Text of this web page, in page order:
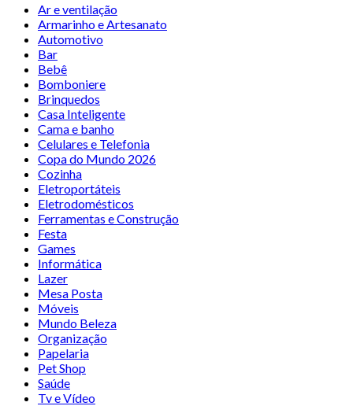
Ar e ventilação
Armarinho e Artesanato
Automotivo
Bar
Bebê
Bomboniere
Brinquedos
Casa Inteligente
Cama e banho
Celulares e Telefonia
Copa do Mundo 2026
Cozinha
Eletroportáteis
Eletrodomésticos
Ferramentas e Construção
Festa
Games
Informática
Lazer
Mesa Posta
Móveis
Mundo Beleza
Organização
Papelaria
Pet Shop
Saúde
Tv e Vídeo